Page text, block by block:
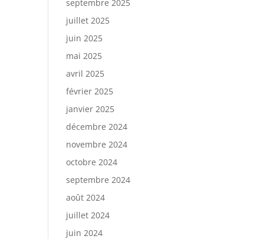
septembre 2025
juillet 2025
juin 2025
mai 2025
avril 2025
février 2025
janvier 2025
décembre 2024
novembre 2024
octobre 2024
septembre 2024
août 2024
juillet 2024
juin 2024